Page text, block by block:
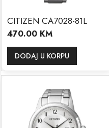
CITIZEN CA7028-81L
470.00 KM
DODAJ U KORPU